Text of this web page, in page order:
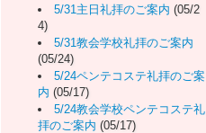
5/31主日礼拝のご案内 (05/2
4)
5/31教会学校礼拝のご案内
(05/24)
5/24ペンテコステ礼拝のご案
内 (05/17)
5/24教会学校ペンテコステ礼
拝のご案内 (05/17)